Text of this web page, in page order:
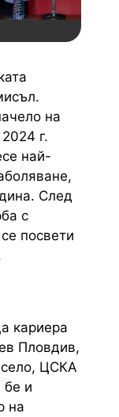
на
г.
най-
След
с
посвети
кариера
Пловдив,
село, ЦСКА
бе и
на